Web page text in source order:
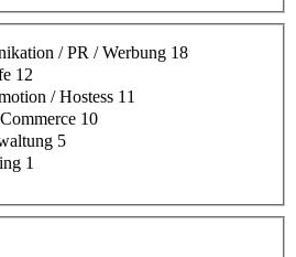
/ PR / Werbung 18
12
/ Hostess 11
10
5
1